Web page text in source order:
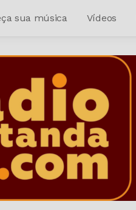
sua música Vídeos